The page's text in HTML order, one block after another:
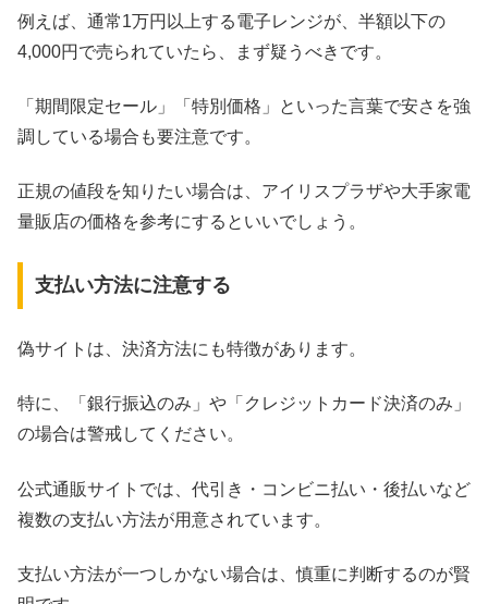
例えば、通常1万円以上する電子レンジが、半額以下の
4,000円で売られていたら、まず疑うべきです。
「期間限定セール」「特別価格」といった言葉で安さを強
調している場合も要注意です。
正規の値段を知りたい場合は、アイリスプラザや大手家電
量販店の価格を参考にするといいでしょう。
支払い方法に注意する
偽サイトは、決済方法にも特徴があります。
特に、「銀行振込のみ」や「クレジットカード決済のみ」
の場合は警戒してください。
公式通販サイトでは、代引き・コンビニ払い・後払いなど
複数の支払い方法が用意されています。
支払い方法が一つしかない場合は、慎重に判断するのが賢